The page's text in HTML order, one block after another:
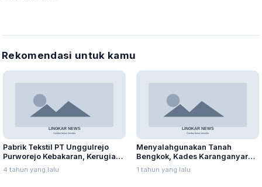
Rekomendasi untuk kamu
Pabrik Tekstil PT Unggulrejo
Purworejo Kebakaran, Kerugian
Capai Puluhan Juta Rupiah
4 tahun yang lalu
Menyalahgunakan Tanah
Bengkok, Kades Karanganyar
Ditangkap Kejari
1 tahun yang lalu